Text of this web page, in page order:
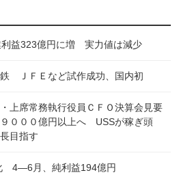
益323億円に増 実力値は減少
ＪＦＥなど試作成功、国内初
上席常務執行役員ＣＦＯ決算会見要
０００億円以上へ USSが稼ぎ頭
目指す
4―6月、純利益194億円